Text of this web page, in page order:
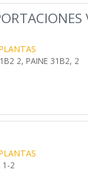
2, PAINE 31B2, 2
1-2